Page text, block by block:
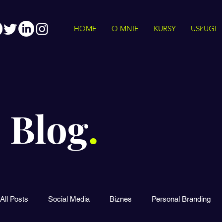
HOME O MNIE KURSY USŁUGI
Blog.
All Posts Social Media Biznes Personal Branding